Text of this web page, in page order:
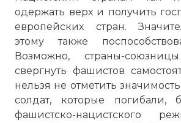
одержать верх и получить
европейских стран.
этому также
Возможно, страны-
свергнуть фашистов
нельзя не отметить
солдат, которые погибали,
фашистско-нацистского